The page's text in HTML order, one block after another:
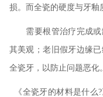
损。而全瓷的硬度与牙釉
需要根管治疗完成或
其美观；老旧假牙边缘
全瓷牙，以防止问题恶化。
《全瓷牙的材料是什么?